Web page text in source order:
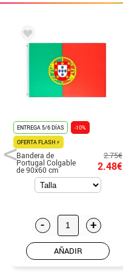
ENTREGA 5/6 DÍAS
-10%
OFERTA FLASH ⚡
Bandera de
Portugal Colgable
de 90x60 cm
2.75€
2.48€
- +
AÑADIR